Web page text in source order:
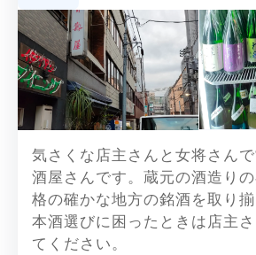
七田や鳳凰美田、花邑など豊富な種
日本酒を取り揃えています。
気さくな店主さんと女将さん
酒屋さんです。蔵元の酒造り
格の確かな地方の銘酒を取り
本酒選びに困ったときは店主
てください。